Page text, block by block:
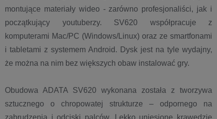
montujące materiały wideo - zarówno profesjonaliści, jak i
początkujący youtuberzy. SV620 współpracuje z
komputerami Mac/PC (Windows/Linux) oraz ze smartfonami
i tabletami z systemem Android. Dysk jest na tyle wydajny,
że można na nim bez większych obaw instalować gry.
Obudowa ADATA SV620 wykonana została z tworzywa
sztucznego o chropowatej strukturze – odpornego na
zabrudzenia i odciski palców. Lekko uniesione krawędzie